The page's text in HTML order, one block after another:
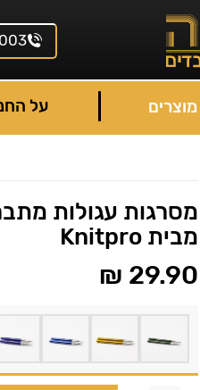
על
מבית Knitpro
₪ 29.90